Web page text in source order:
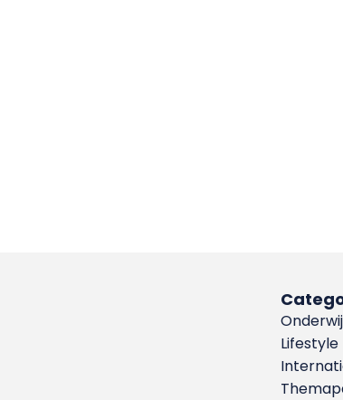
Lifestyle